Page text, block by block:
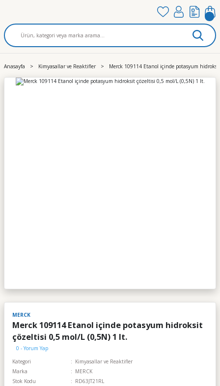
Anasayfa Kimyasallar ve Reaktifler Merck 109114 Etanol içinde potasyum
MERCK
Merck 109114 Etanol içinde potasyum hidroksit
çözeltisi 0,5 mol/L (0,5N) 1 lt.
0 - Yorum Yap
Kategori
Kimyasallar ve Reaktifler
Marka
MERCK
Stok Kodu
RD63JT21RL